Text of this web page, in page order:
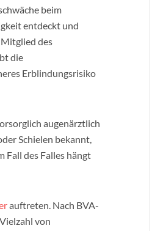
beim
entdeckt und
des
die
Erblindungsrisiko
augenärztlich
Schielen bekannt,
Fall des Falles hängt
auftreten. Nach BVA-
von